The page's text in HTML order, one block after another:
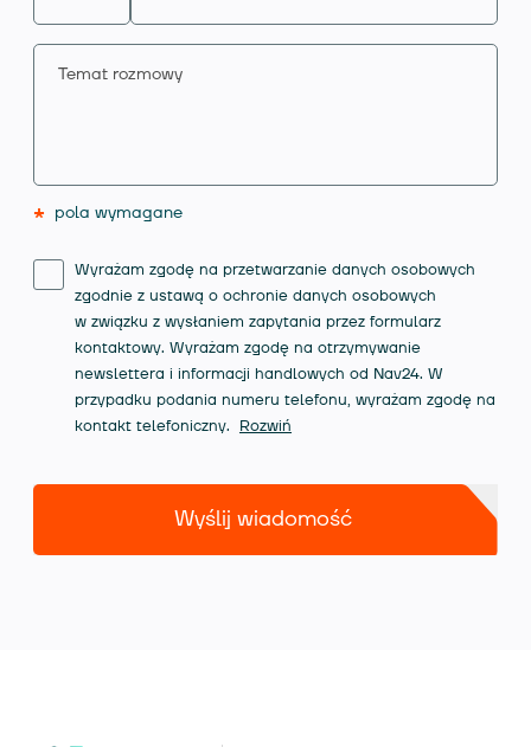
* pola wymagane
Wyrażam zgodę na przetwarzanie danych osobowych
zgodnie z ustawą o ochronie danych osobowych
w związku z wysłaniem zapytania przez formularz
kontaktowy. Wyrażam zgodę na otrzymywanie
newslettera i informacji handlowych od Nav24. W
przypadku podania numeru telefonu, wyrażam zgodę na
kontakt telefoniczny.
Rozwiń
Wyślij wiadomość